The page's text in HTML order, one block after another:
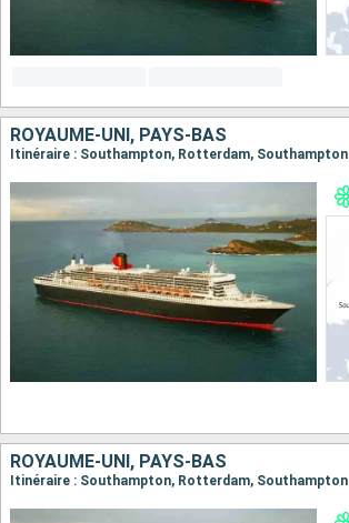
ROYAUME-UNI, PAYS-BAS
Itinéraire : Southampton, Rotterdam, Southampton
ROYAUME-UNI, PAYS-BAS
Itinéraire : Southampton, Rotterdam, Southampton